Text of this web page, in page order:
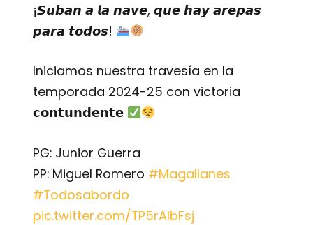
¡𝙎𝙪𝙗𝙖𝙣 𝙖 𝙡𝙖 𝙣𝙖𝙫𝙚, 𝙦𝙪𝙚 𝙝𝙖𝙮 𝙖𝙧𝙚𝙥𝙖𝙨
𝙥𝙖𝙧𝙖 𝙩𝙤𝙙𝙤𝙨!
Iniciamos nuestra travesía en la
temporada 2024-25 con victoria
𝗰𝗼𝗻𝘁𝘂𝗻𝗱𝗲𝗻𝘁𝗲
PG: Junior Guerra
PP: Miguel Romero #Magallanes
#Todosabordo
pic.twitter.com/TP5rAlbFsj